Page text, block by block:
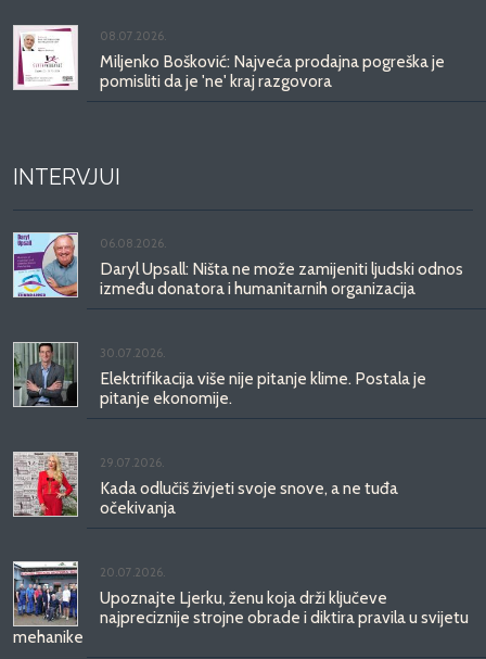
08.07.2026.
Miljenko Bošković: Najveća prodajna pogreška je
pomisliti da je 'ne' kraj razgovora
INTERVJUI
06.08.2026.
Daryl Upsall: Ništa ne može zamijeniti ljudski odnos
između donatora i humanitarnih organizacija
30.07.2026.
Elektrifikacija više nije pitanje klime. Postala je
pitanje ekonomije.
29.07.2026.
Kada odlučiš živjeti svoje snove, a ne tuđa
očekivanja
20.07.2026.
Upoznajte Ljerku, ženu koja drži ključeve
najpreciznije strojne obrade i diktira pravila u svijetu
mehanike